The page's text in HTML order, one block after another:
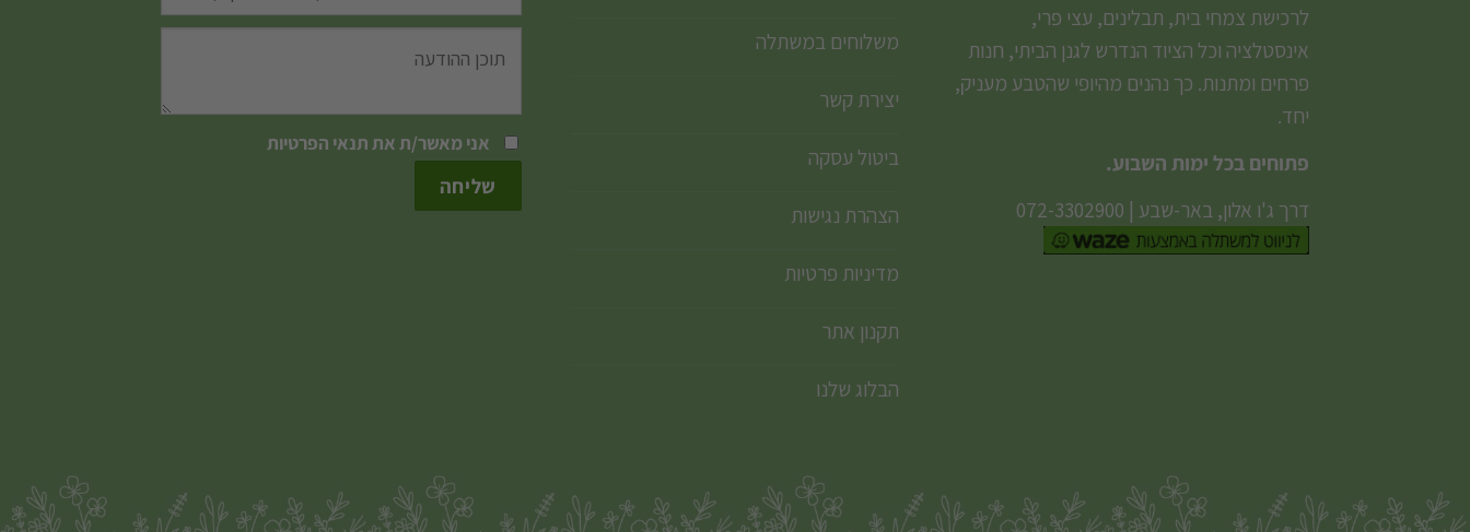
לרכישת צמחי בית, תבלינים, עצי פרי,
אינסטלציה וכל הציוד הנדרש לגנן הביתי, חנות
פרחים ומתנות. כך נהנים מהיופי שהטבע מעניק,
יחד.
פתוחים בכל ימות השבוע.
דרך ג'ו אלון, באר-שבע |
072-3302900
משלוחים במשתלה
יצירת קשר
ביטול עסקה
הצהרת נגישות
מדיניות פרטיות
תקנון אתר
הבלוג שלנו
אני מאשר/ת אתתנאי הפרטיות